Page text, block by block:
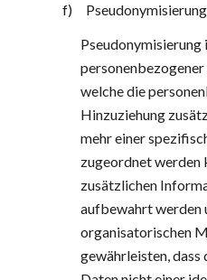
f)     Pseudonymisierung
welche die
Hinzuziehung
mehr einer
zugeordnet werden
zusätzlichen
aufbewahrt werden
organisatorischen
gewährleisten, dass